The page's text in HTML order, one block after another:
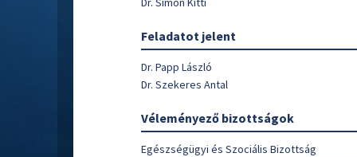
Feladatot jelent
Dr. Papp László
Dr. Szekeres Antal
Véleményező bizottságok
Egészségügyi és Szociális Bizottság